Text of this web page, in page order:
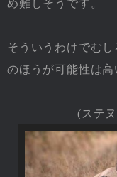
め難しそうです。
そういうわけでむ
のほうが可能性は高
(ステ